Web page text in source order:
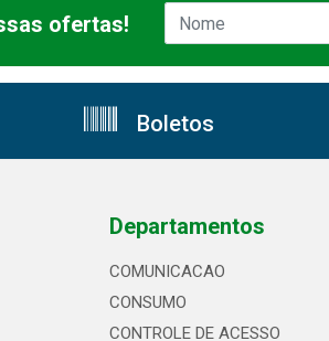
ofertas!
Boletos
Departamentos
COMUNICACAO
CONSUMO
CONTROLE DE ACESSO